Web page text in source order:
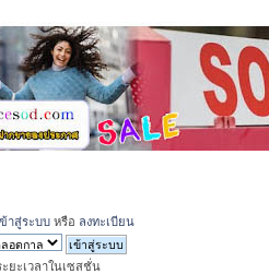
ข้าสู่ระบบ หรือ ลงทะเบียน
ยะเวลาในเซสชั่น